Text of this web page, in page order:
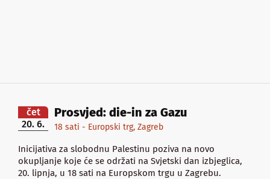
čet
20. 6.
Prosvjed: die-in za Gazu
18 sati - Europski trg, Zagreb
Inicijativa za slobodnu Palestinu poziva na novo
okupljanje koje će se održati na Svjetski dan izbjeglica,
20. lipnja, u 18 sati na Europskom trgu u Zagrebu.